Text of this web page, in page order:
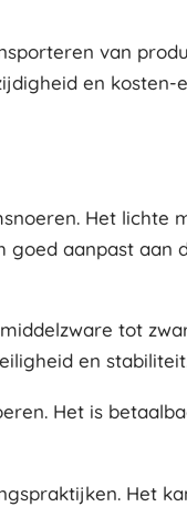
van
en kosten-
Het lichte
aanpast aan
tot
en
Het is
Het